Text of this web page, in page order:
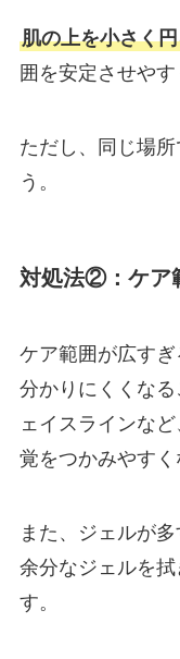
肌の上を小さく
囲を安定させやす
ただし、同じ場
う。
対処法②：ケア
ケア範囲が広す
分かりにくくな
ェイスラインな
覚をつかみやすく
また、ジェルが
余分なジェルを
す。